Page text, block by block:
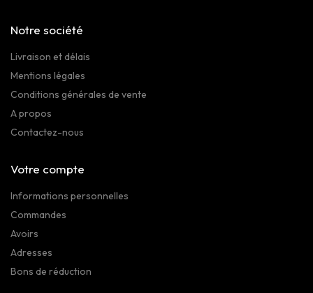
Notre société
Livraison et délais
Mentions légales
Conditions générales de vente
A propos
Contactez-nous
Votre compte
Informations personnelles
Commandes
Avoirs
Adresses
Bons de réduction